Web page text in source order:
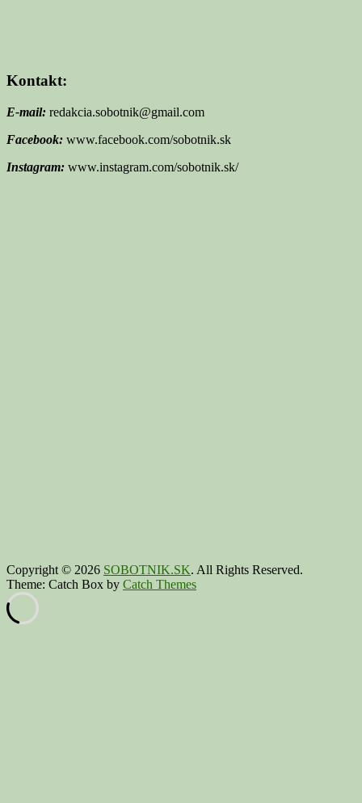
Kontakt:
E-mail: redakcia.sobotnik@gmail.com
Facebook: www.facebook.com/sobotnik.sk
Instagram: www.instagram.com/sobotnik.sk/
Copyright © 2026 SOBOTNIK.SK. All Rights Reserved.
Theme: Catch Box by Catch Themes
Scroll
Up